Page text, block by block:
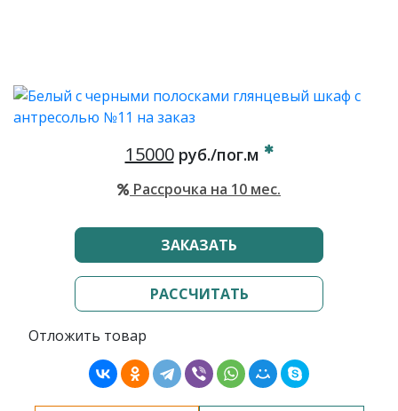
15000руб./пог.м
Рассрочка на 10 мес.
ЗАКАЗАТЬ
РАССЧИТАТЬ
Отложить товар